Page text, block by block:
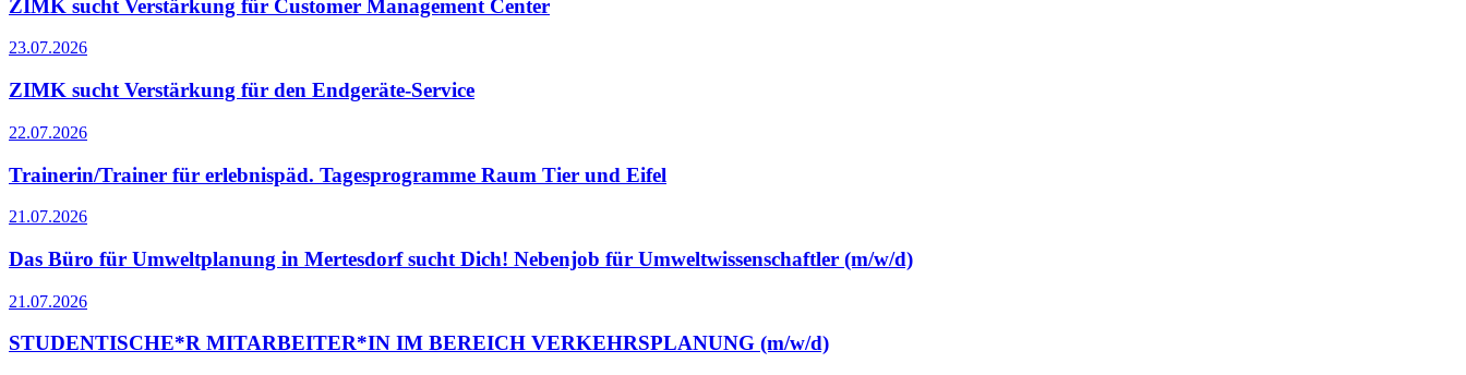
ZIMK sucht Verstärkung für Customer Management Center
23.07.2026
ZIMK sucht Verstärkung für den Endgeräte-Service
22.07.2026
Trainerin/Trainer für erlebnispäd. Tagesprogramme Raum Tier und Eifel
21.07.2026
Das Büro für Umweltplanung in Mertesdorf sucht Dich! Nebenjob für Umweltwissenschaftler (m/w/d)
21.07.2026
STUDENTISCHE*R MITARBEITER*IN IM BEREICH VERKEHRSPLANUNG (m/w/d)